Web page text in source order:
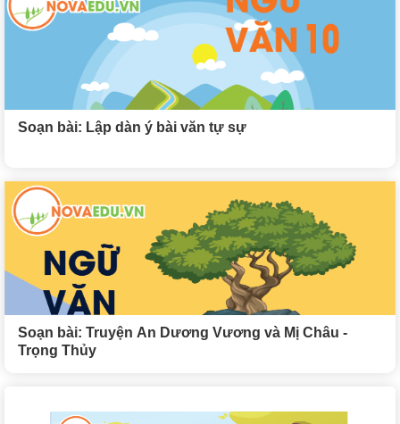
Soạn bài: Lập dàn ý bài văn tự sự
Soạn bài: Truyện An Dương Vương và Mị Châu -
Trọng Thủy